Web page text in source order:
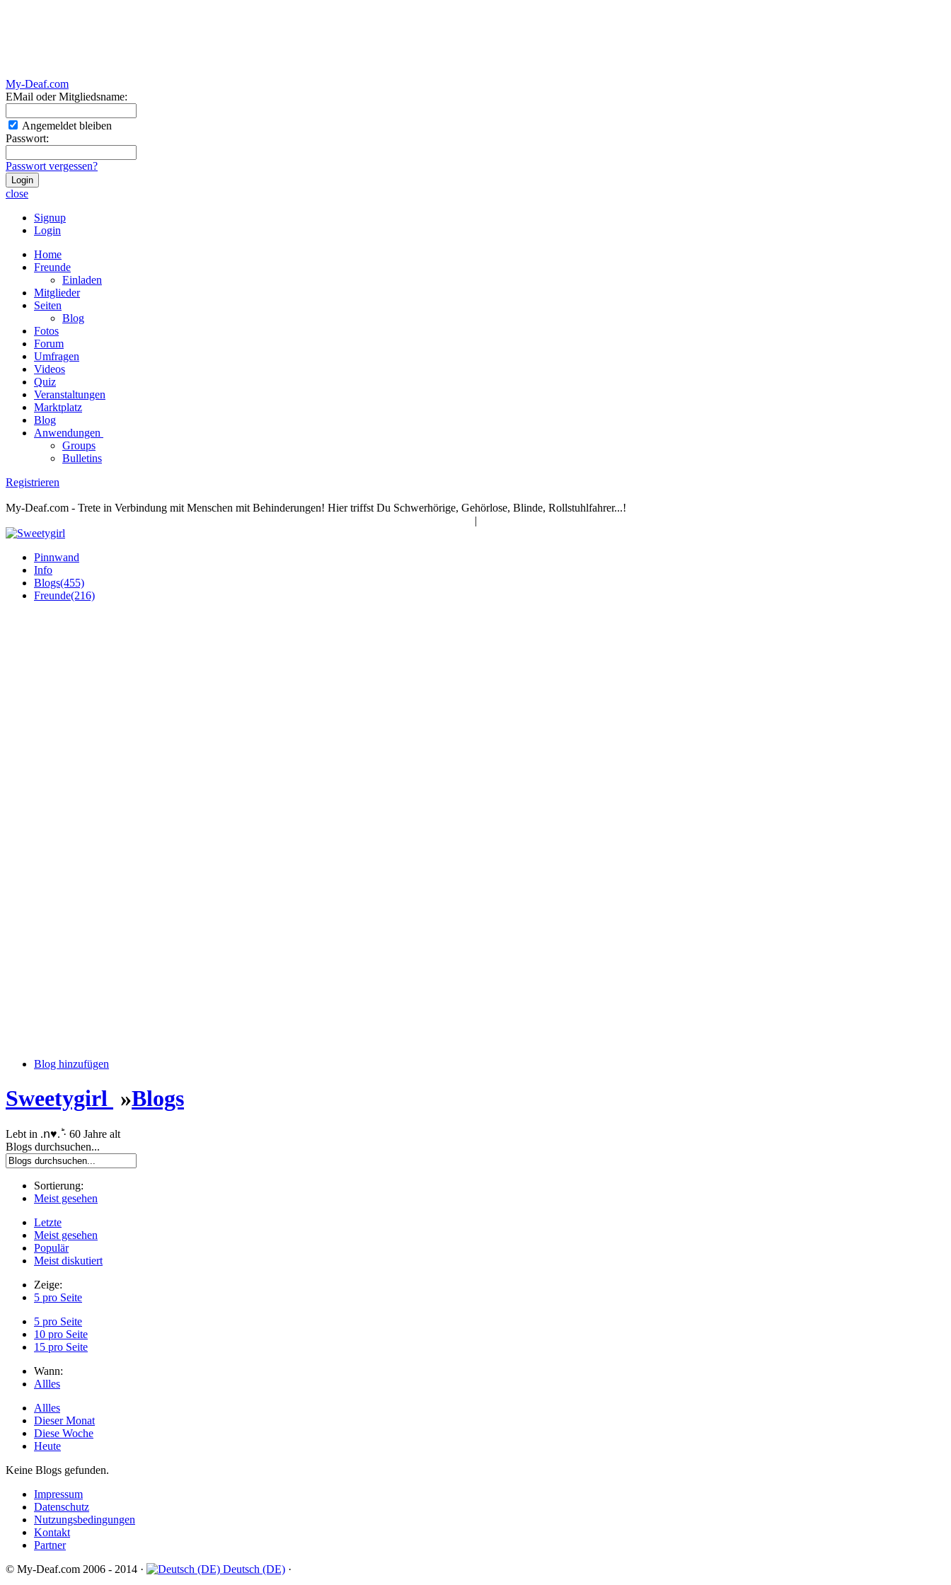
My-Deaf.com
EMail oder Mitgliedsname:
Angemeldet bleiben
Passwort:
Passwort vergessen?
close
Signup
Login
Home
Freunde
Einladen
Mitglieder
Seiten
Blog
Fotos
Forum
Umfragen
Videos
Quiz
Veranstaltungen
Marktplatz
Blog
Anwendungen
Groups
Bulletins
Registrieren
My-Deaf.com - Trete in Verbindung mit Menschen mit Behinderungen! Hier triffst Du Schwerhörige, Gehörlose, Blinde, Rollstuhlfahrer...!
|
Pinnwand
Info
Blogs(455)
Freunde(216)
Blog hinzufügen
Sweetygirl »Blogs
Lebt in .ո♥.ؕ · 60 Jahre alt
Blogs durchsuchen...
Sortierung:
Meist gesehen
Letzte
Meist gesehen
Populär
Meist diskutiert
Zeige:
5 pro Seite
5 pro Seite
10 pro Seite
15 pro Seite
Wann:
Allles
Allles
Dieser Monat
Diese Woche
Heute
Keine Blogs gefunden.
Impressum
Datenschutz
Nutzungsbedingungen
Kontakt
Partner
© My-Deaf.com 2006 - 2014 ·
Deutsch (DE) ·